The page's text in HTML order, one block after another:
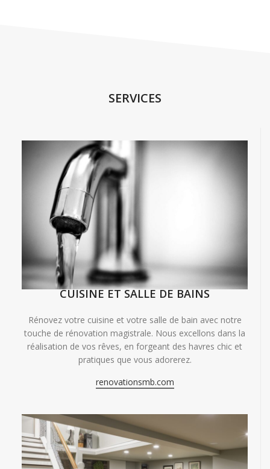
SERVICES
CUISINE ET SALLE DE BAINS
Rénovez votre cuisine et votre salle de bain avec notre
touche de rénovation magistrale. Nous excellons dans la
réalisation de vos rêves, en forgeant des havres chic et
pratiques que vous adorerez.
renovationsmb.com